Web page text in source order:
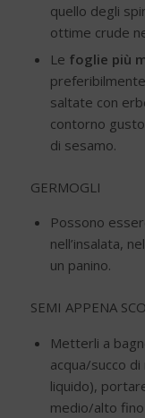
quello degli
ottime crude
Le foglie più
saltate con
contorno
di sesamo.
GERMOGLI
Possono
nell’insalata,
un panino.
SEMI APPENA
Metterli a
acqua/succo
liquido),
medio/alto